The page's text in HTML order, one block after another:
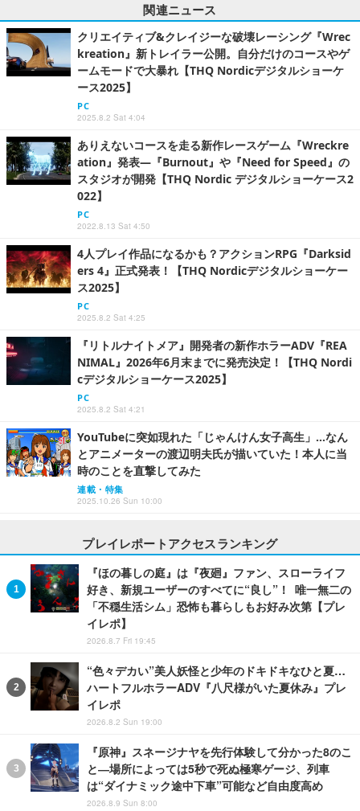
関連ニュース
クリエイティブ&クレイジーな破壊レーシング『Wrec
kreation』新トレイラー公開。自分だけのコースやゲ
ームモードで大暴れ【THQ Nordicデジタルショーケ
ース2025】
PC
2025.8.2 Sat 4:04
ありえないコースを走る新作レースゲーム『Wreckre
ation』発表―『Burnout』や『Need for Speed』の
スタジオが開発【THQ Nordic デジタルショーケース2
022】
PC
2022.8.13 Sat 4:50
4人プレイ作品になるかも？アクションRPG『Darksid
ers 4』正式発表！【THQ Nordicデジタルショーケー
ス2025】
PC
2025.8.2 Sat 4:25
『リトルナイトメア』開発者の新作ホラーADV『REA
NIMAL』2026年6月末までに発売決定！【THQ Nordi
cデジタルショーケース2025】
PC
2025.8.2 Sat 4:21
YouTubeに突如現れた「じゃんけん女子高生」…なん
とアニメーターの渡辺明夫氏が描いていた！本人に当
時のことを直撃してみた
連載・特集
2025.10.26 Sun 10:00
プレイレポートアクセスランキング
『ほの暮しの庭』は『夜廻』ファン、スローライフ
好き、新規ユーザーのすべてに“良し”！ 唯一無二の
「不穏生活シム」恐怖も暮らしもお好み次第【プレ
イレポ】
2026.8.7 Fri 19:45
“色々デカい”美人妖怪と少年のドキドキなひと夏…
ハートフルホラーADV『八尺様がいた夏休み』プレ
イレポ
2026.8.2 Sun 19:00
『原神』スネージナヤを先行体験して分かった8のこ
と―場所によっては5秒で死ぬ極寒ゲージ、列車
は“ダイナミック途中下車”可能など自由度高め
2026.8.9 Sun 8:00